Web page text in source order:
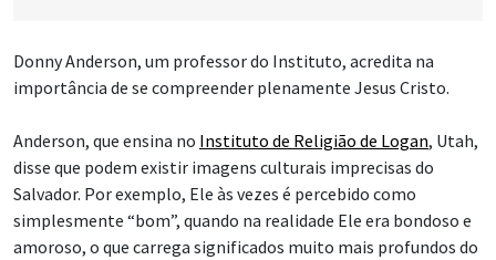
Donny Anderson, um professor do Instituto, acredita na
importância de se compreender plenamente Jesus Cristo.
Anderson, que ensina no Instituto de Religião de Logan, Utah,
disse que podem existir imagens culturais imprecisas do
Salvador. Por exemplo, Ele às vezes é percebido como
simplesmente “bom”, quando na realidade Ele era bondoso e
amoroso, o que carrega significados muito mais profundos do